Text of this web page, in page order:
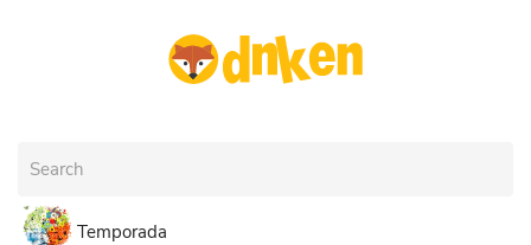
Skip to main content
Temporada